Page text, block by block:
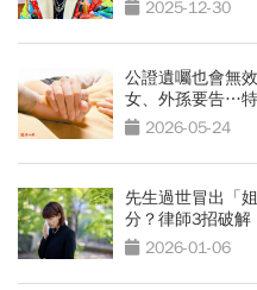
2025-12-30
公證遺囑也會無
女、外孫要告…
2026-05-24
先生過世冒出「
分？律師3招破解
2026-01-06